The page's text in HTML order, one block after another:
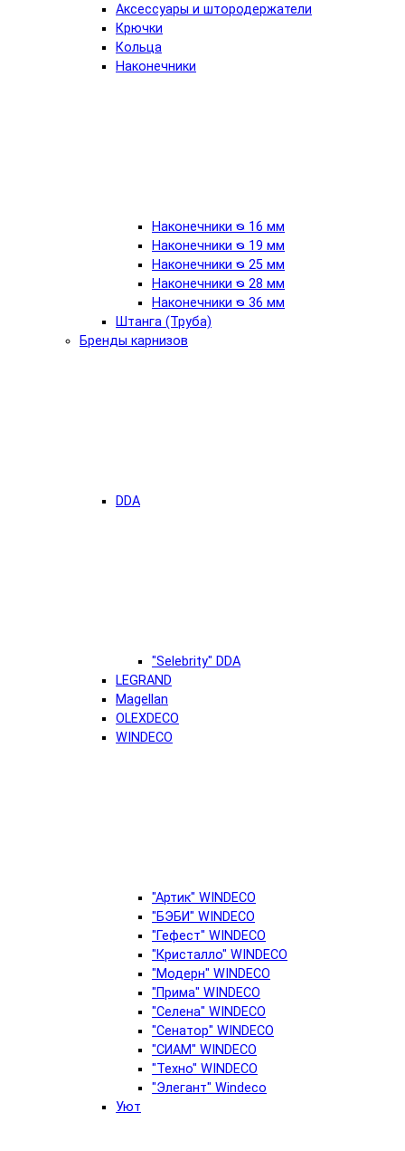
Аксессуары и штородержатели
Крючки
Кольца
Наконечники
Наконечники ᴓ 16 мм
Наконечники ᴓ 19 мм
Наконечники ᴓ 25 мм
Наконечники ᴓ 28 мм
Наконечники ᴓ 36 мм
Штанга (Труба)
Бренды карнизов
DDA
"Selebrity" DDA
LEGRAND
Magellan
OLEXDECO
WINDECO
"Артик" WINDECO
"БЭБИ" WINDECO
"Гефест" WINDECO
"Кристалло" WINDECO
"Модерн" WINDECO
"Прима" WINDECO
"Селена" WINDECO
"Сенатор" WINDECO
"СИАМ" WINDECO
"Техно" WINDECO
"Элегант" Windeco
Уют